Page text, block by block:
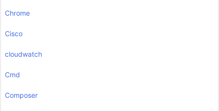
Chrome
Cisco
cloudwatch
Cmd
Composer